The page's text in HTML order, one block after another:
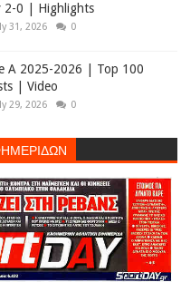
2-0 | Highlights
31, 2026 0
A 2025-2026 | Top 100
| Video
29, 2026 0